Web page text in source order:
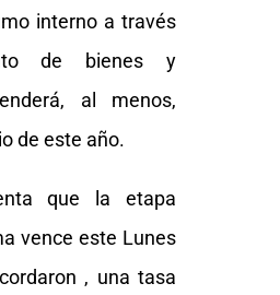
interno a través
de bienes y
al menos,
de este año.
que la etapa
vence este Lunes
, una tasa